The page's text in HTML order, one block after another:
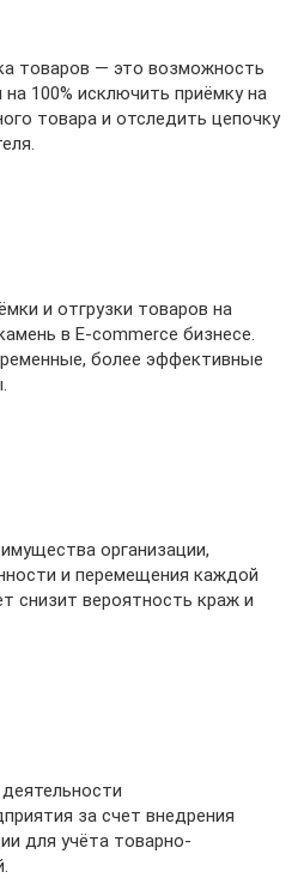
товаров — это возможность
100% исключить приёмку на
товара и отследить цепочку
и отгрузки товаров на
в E-commerce бизнесе.
более эффективные
организации,
и перемещения каждой
снизит вероятность краж и
за счет внедрения
для учёта товарно-